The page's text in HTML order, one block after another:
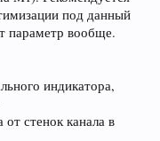
под данный
параметр вообще.
индикатора,
стенок канала в